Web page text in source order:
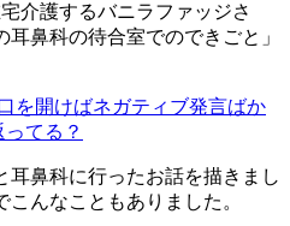
介護するバニラファッジさ
耳鼻科の待合室でのできごと 」
を開けばネガティブ発言ばか
てる？
耳鼻科に行ったお話を描きまし
こんなこともありました。